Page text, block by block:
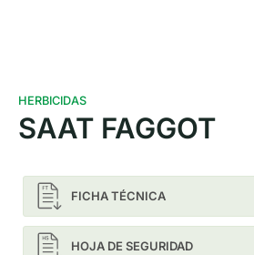
HERBICIDAS
SAAT FAGGOT
FICHA TÉCNICA
HOJA DE SEGURIDAD